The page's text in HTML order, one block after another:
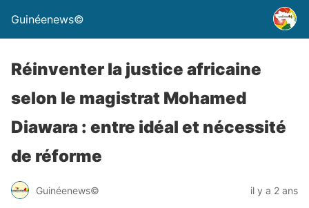
Guinéenews©
Réinventer la justice africaine
selon le magistrat Mohamed
Diawara : entre idéal et nécessité
de réforme
Guinéenews© il y a 2 ans